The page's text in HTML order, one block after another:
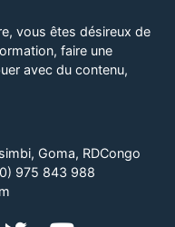
vous êtes désireux de
faire une
avec du contenu,
Goma, RDCongo
975 843 988